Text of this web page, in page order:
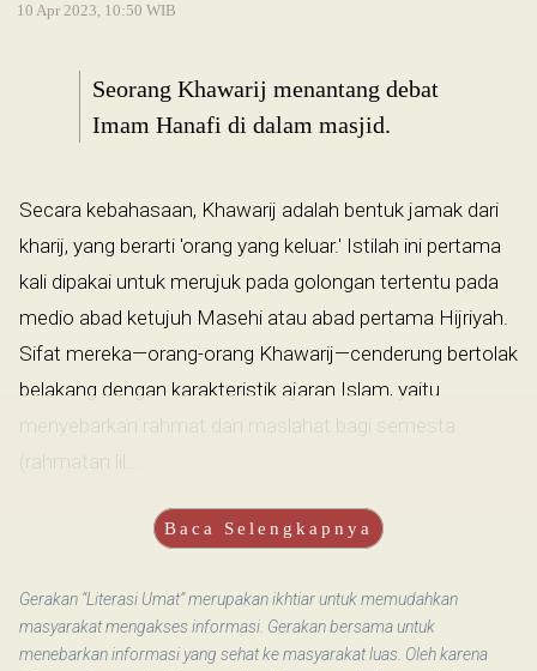
10 Apr 2023, 10:50 WIB
Seorang Khawarij menantang debat
Imam Hanafi di dalam masjid.
Secara kebahasaan, Khawarij adalah bentuk jamak dari
kharij, yang berarti 'orang yang keluar.' Istilah ini pertama
kali dipakai untuk merujuk pada golongan tertentu pada
medio abad ketujuh Masehi atau abad pertama Hijriyah.
Sifat mereka—orang-orang Khawarij—cenderung bertolak
belakang dengan karakteristik ajaran Islam, yaitu
menyebarkan rahmat dan maslahat bagi semesta
(rahmatan lil...
Baca Selengkapnya
Gerakan “Literasi Umat” merupakan ikhtiar untuk memudahkan
masyarakat mengakses informasi. Gerakan bersama untuk
menebarkan informasi yang sehat ke masyarakat luas. Oleh karena